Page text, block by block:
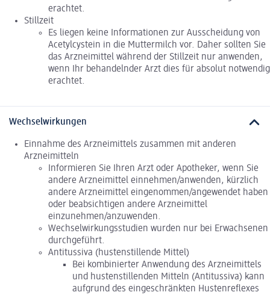
erachtet.
Stillzeit
Es liegen keine Informationen zur Ausscheidung von
Acetylcystein in die Muttermilch vor. Daher sollten Sie
das Arzneimittel während der Stillzeit nur anwenden,
wenn Ihr behandelnder Arzt dies für absolut notwendig
erachtet.
Wechselwirkungen
Einnahme des Arzneimittels zusammen mit anderen
Arzneimitteln
Informieren Sie Ihren Arzt oder Apotheker, wenn Sie
andere Arzneimittel einnehmen/anwenden, kürzlich
andere Arzneimittel eingenommen/angewendet haben
oder beabsichtigen andere Arzneimittel
einzunehmen/anzuwenden.
Wechselwirkungsstudien wurden nur bei Erwachsenen
durchgeführt.
Antitussiva (hustenstillende Mittel)
Bei kombinierter Anwendung des Arzneimittels
und hustenstillenden Mitteln (Antitussiva) kann
aufgrund des eingeschränkten Hustenreflexes